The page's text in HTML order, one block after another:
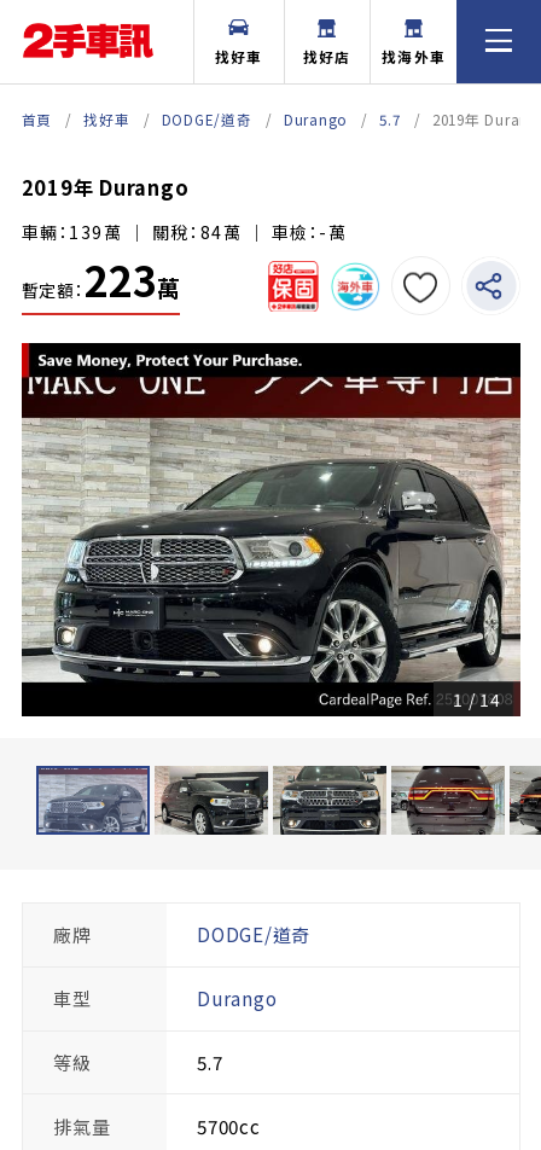
找好車 找好店 找海外車
首頁 找好車 DODGE/道奇 Durango 5.7 2019年
2019年 Durango
車輛：139萬 ｜ 關稅：84萬 ｜ 車檢：-萬
暫定額： 223萬
1/14
廠牌 DODGE/道奇
車型 Durango
等級 5.7
排氣量 5700cc